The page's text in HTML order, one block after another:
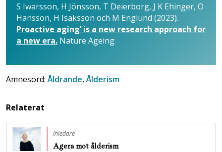
S Iwarsson, H Jönsson, T Deierborg, J K Ehinger, O
Hansson, H Isaksson och M Englund (2023).
Proactive aging’ is a new research approach for
a new era. Nature Ageing.
Ämnesord:Åldrande,Ålderism
Relaterat
Inledare
Agera mot ålderism